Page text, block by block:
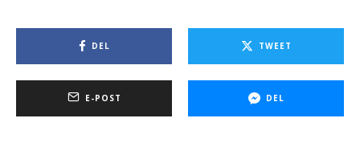
DEL TWEET
E-POST DEL